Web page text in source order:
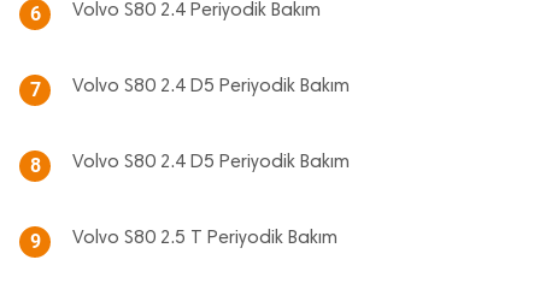
6 Volvo S80 2.4 Periyodik Bakım
7 Volvo S80 2.4 D5 Periyodik Bakım
8 Volvo S80 2.4 D5 Periyodik Bakım
9 Volvo S80 2.5 T Periyodik Bakım